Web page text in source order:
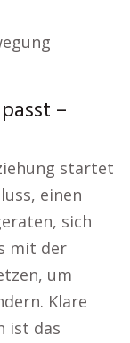
–
startet
einen
sich
mit der
um
Klare
ist das